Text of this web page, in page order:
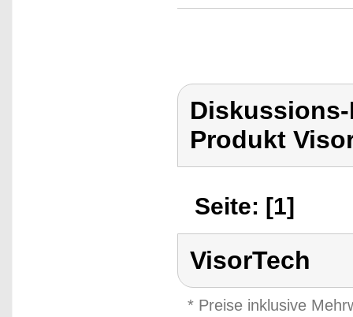
Produkt
Seite: [1]
VisorTech
* Preise inklusive